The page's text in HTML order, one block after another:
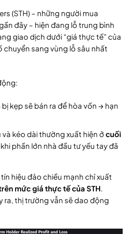
(STH) – những người mua
đây – hiện đang lỗ trung bình
giao dịch dưới “giá thực tế” của
chuyển sang vùng lỗ sâu nhất
kẹp sẽ bán ra để hòa vốn → hạn
và kéo dài thường xuất hiện ở cuối
khi phần lớn nhà đầu tư yếu tay đã
hiệu đảo chiều mạnh chỉ xuất
mức giá thực tế của STH.
ra, thị trường vẫn sẽ dao động